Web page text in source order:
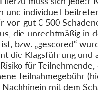
und individuell
von gut € 500
die unrechtmäßig in
bzw. „gescored“
die Klagsführung und
für Teilnehmende,
Teilnahmegebühr
Nachhinein mit dem